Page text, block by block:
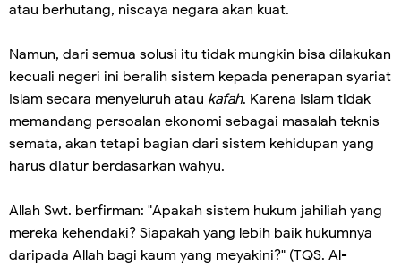
atau berhutang, niscaya negara akan kuat.
Namun, dari semua solusi itu tidak mungkin bisa dilakukan
kecuali negeri ini beralih sistem kepada penerapan syariat
Islam secara menyeluruh atau kafah. Karena Islam tidak
memandang persoalan ekonomi sebagai masalah teknis
semata, akan tetapi bagian dari sistem kehidupan yang
harus diatur berdasarkan wahyu.
Allah Swt. berfirman: "Apakah sistem hukum jahiliah yang
mereka kehendaki? Siapakah yang lebih baik hukumnya
daripada Allah bagi kaum yang meyakini?" (TQS. Al-